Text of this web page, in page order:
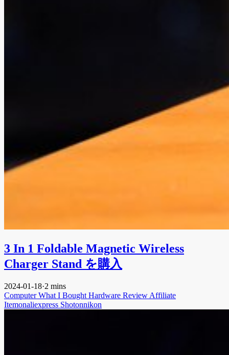
3 In 1 Foldable Magnetic Wireless
Charger Stand を購入
2024-01-18·2 mins
ComputerWhat I BoughtHardware ReviewAffiliate
Itemonaliexpress Shotonnikon